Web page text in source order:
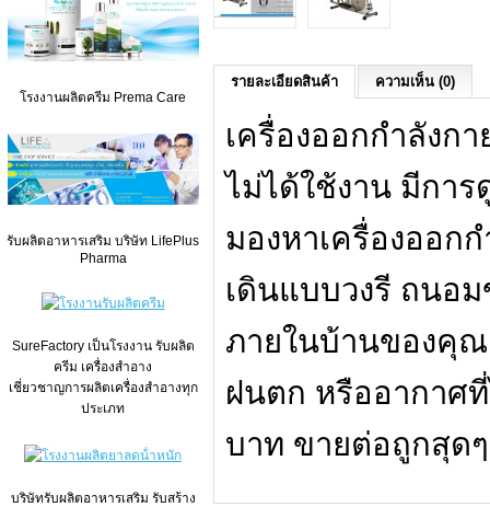
โรงงานผลิตครีม Prema Care
รับผลิตอาหารเสริม บริษัท LifePlus
Pharma
SureFactory เป็นโรงงาน รับผลิต
ครีม เครื่องสำอาง
เชี่ยวชาญการผลิตเครื่องสำอางทุก
ประเภท
บริษัทรับผลิตอาหารเสริม รับสร้าง
รายละเอียดสินค้า ความเห็น (0)
เครื่องออกกำลังก
ไม่ได้ใช้งาน มีการ
มองหาเครื่องออก
เดินแบบวงรี ถนอ
ภายในบ้านของคุ
ฝนตก หรืออากาศ
บาท ขายต่อถูกสุด